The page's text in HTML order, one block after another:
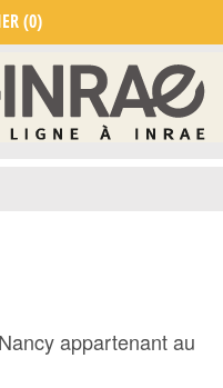
appartenant au